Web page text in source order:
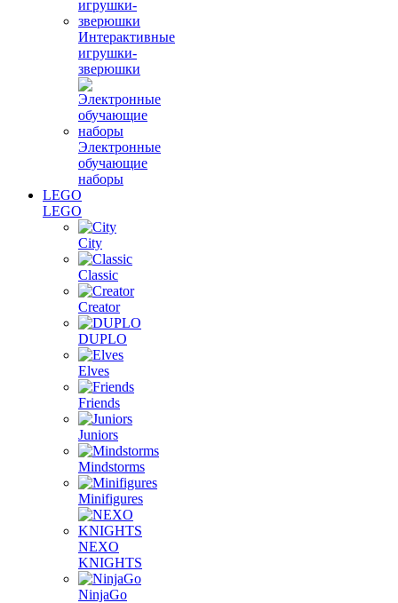
Интерактивные
игрушки-
зверюшки
Электронные
обучающие
наборы
LEGO
LEGO
City
Classic
Creator
DUPLO
Elves
Friends
Juniors
Mindstorms
Minifigures
NEXO
KNIGHTS
NinjaGo